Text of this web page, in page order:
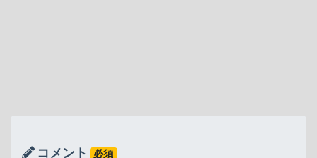
コメント 必須